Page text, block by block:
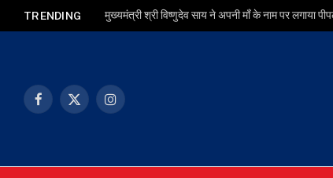
TRENDING
Facebook
X
Instagram